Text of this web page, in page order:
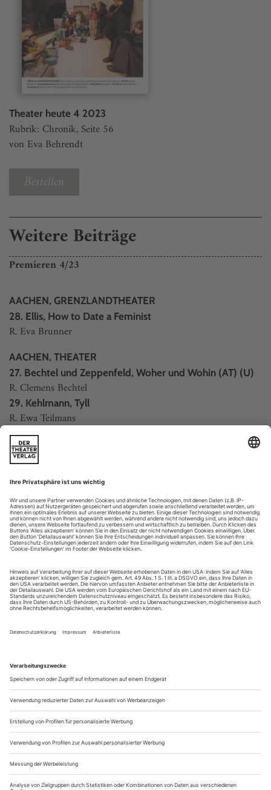
Theater heute 4 2023
Rubrik: Chronik, Seite 56
von Eva Behrendt
Bestellen
Weitere Beiträge
Premieren 4/23
AACHEN, GRENZLANDTHEATER
28. Ellis, How to Date a Feminist
R. Eva Brunner
AACHEN, THEATER
27. Bechtel und Zeppenfeld, Woher und Wohin (AT) (U)
R. Clemens Bechtel
29. Kehlmann, Tyll
R. Ewa Teilmans
ALTENBURG/GERA, THEATER
2. Kressin, Liebe macht frei
R. Manuel Kressin
ANNABERG-BUCHHOLZ, EDUARD-VON-
WINTERSTEIN-THEATER
1. Coward und Chatten, Zwei Geister sind einer...
Berlin, Wien, Basel. Preise über Preise. Aenne Schwarz ist fast ein
Star. Auf der Bühne und vor der Kamera hat sie gelernt, aus ihren
Ängsten Kraft zu ziehen
Man könne doch das Ledersofa ins andere Zimmer vor die
rot-lila-gemusterten Pullover zur weiten, blauen, fein
gestreiften Hose und setzt sich damit auf das verschobene
Sofa vor der grünen Wand. Dann kramt sie – an einem
sonnigen, aber nicht sehr...
Wir Vatermörder
Mit Jürgen Flimm konnte man sich gut streiten
Nun Jürgen Flimm. Und jedes Mal denke ich: Hätte ich doch